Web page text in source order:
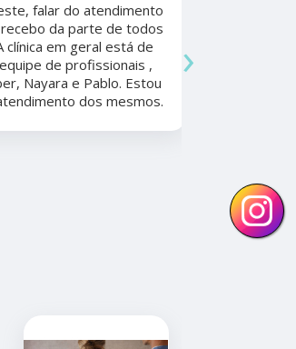
falar do atendimento
da parte de todos
clínica em geral está de
de profissionais ,
Nayara e Pablo. Estou
dos mesmos.
›